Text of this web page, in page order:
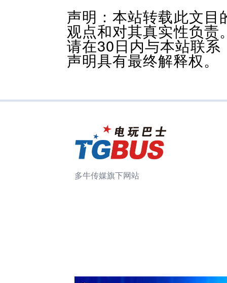
声明：本站转载此文
观点和对其真实性负
请在30日内与本站联
声明具有最终解释权。
多牛传媒旗下网站